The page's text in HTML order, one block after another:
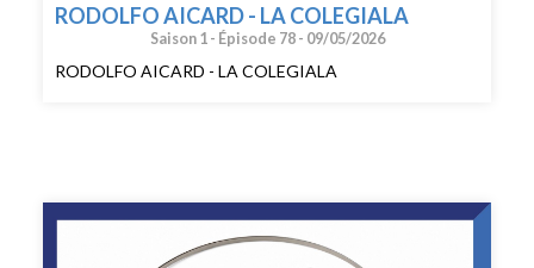
RODOLFO AICARD - LA COLEGIALA
Saison 1 - Épisode 78 - 09/05/2026
RODOLFO AICARD - LA COLEGIALA